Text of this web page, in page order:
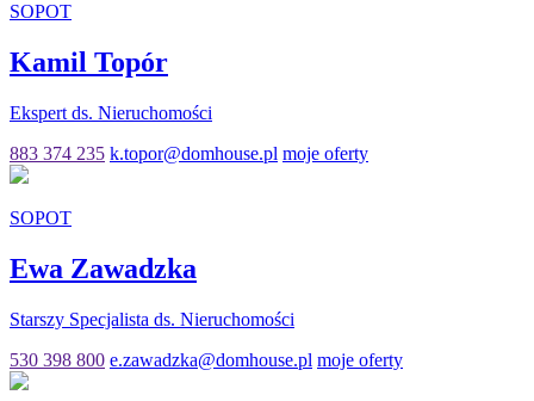
SOPOT
Kamil Topór
Ekspert ds. Nieruchomości
883 374 235 k.topor@domhouse.pl moje oferty
SOPOT
Ewa Zawadzka
Starszy Specjalista ds. Nieruchomości
530 398 800 e.zawadzka@domhouse.pl moje oferty